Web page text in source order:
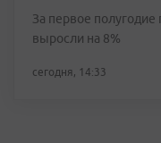
За первое
выросли на 8%
сегодня, 14:33